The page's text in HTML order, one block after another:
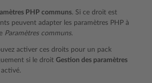
PHP communs. Si ce droit est
peuvent adapter les paramètres PHP à
Paramètres communs.
activer ces droits pour un pack
si le droit Gestion des paramètres